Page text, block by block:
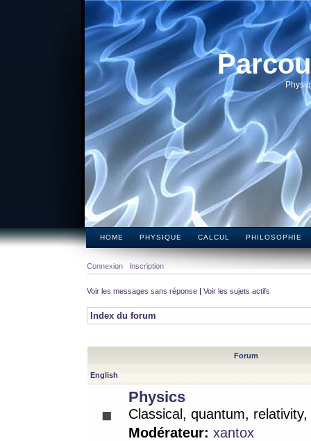
HOME PHYSIQUE CALCUL PHILOSOPHIE
Connexion Inscription
Voir les messages sans réponse | Voir les sujets actifs
Index du forum
Forum
English
Physics
Classical, quantum,
Modérateur: xantox